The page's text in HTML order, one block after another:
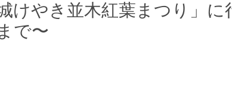
城けやき並木紅葉まつり」
で〜